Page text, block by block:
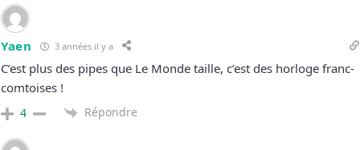
Yaen 3 années il y a
C’est plus des pipes que Le Monde taille, c’est des horloge franc-
comtoises !
4 Répondre